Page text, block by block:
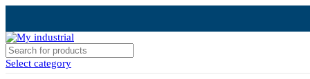
Select category